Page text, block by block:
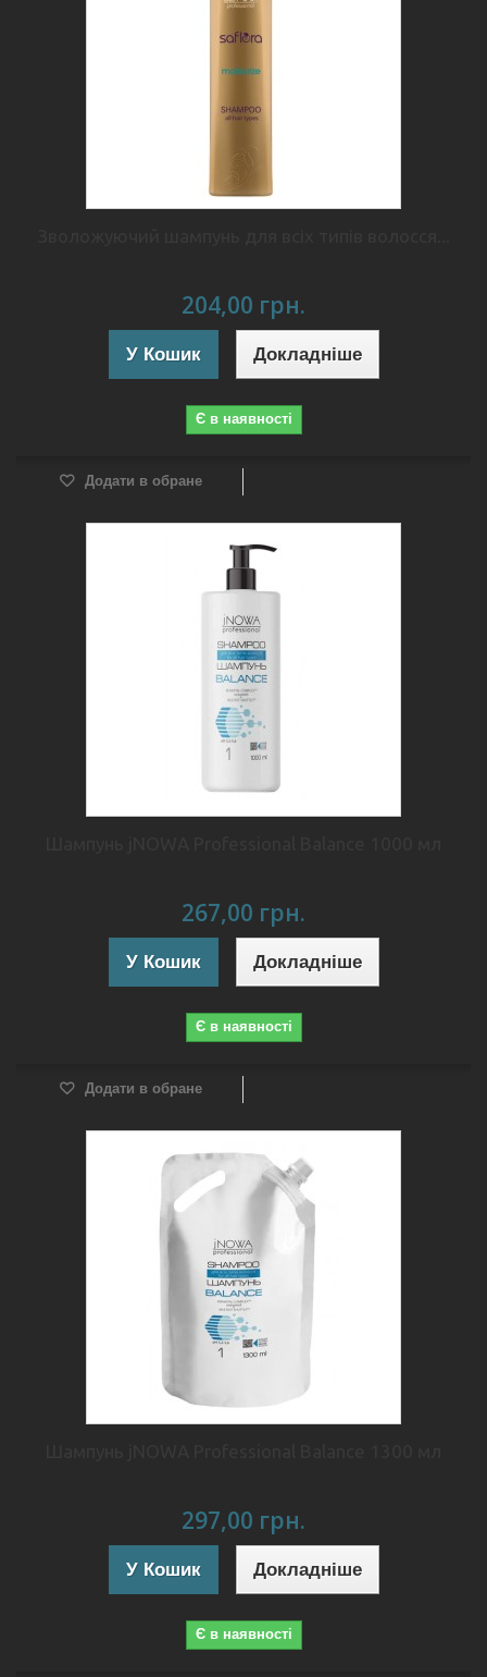
204,00 грн.
У Кошик Докладніше
Є в наявності
Додати в обране
267,00 грн.
У Кошик Докладніше
Є в наявності
Додати в обране
297,00 грн.
У Кошик Докладніше
Є в наявності